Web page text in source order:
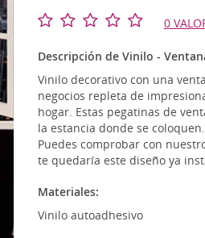
vinilo
Vintage - Retro
OUTLET
0
Descripción de Vinilo -
Vinilo decorativo con una
negocios repleta de
hogar. Estas pegatinas de
la estancia donde se
Puedes comprobar con
te quedaría este diseño ya
Materiales:
Vinilo autoadhesivo